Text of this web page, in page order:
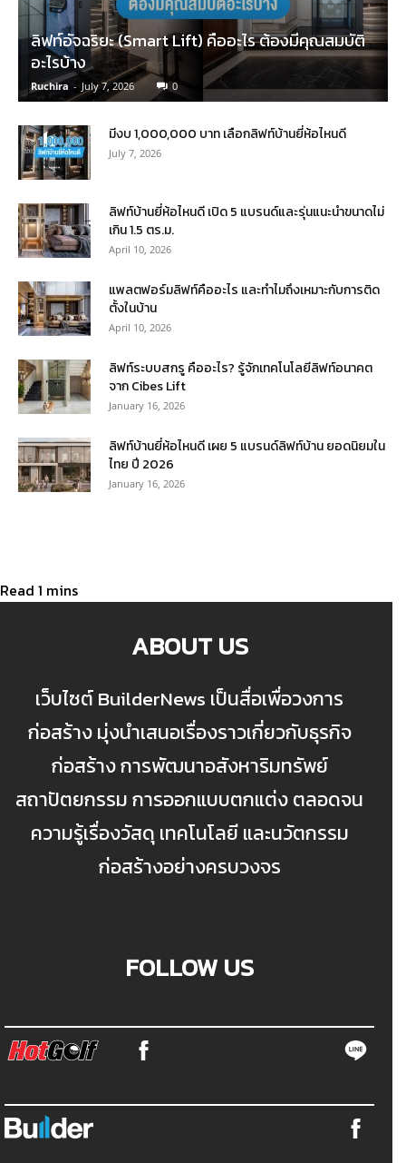
ลิฟท์อัจฉริยะ (Smart Lift) คืออะไร ต้องมีคุณสมบัติ
อะไรบ้าง
Ruchira - July 7, 2026 0
มีงบ 1,000,000 บาท เลือกลิฟท์บ้านยี่ห้อไหนดี
July 7, 2026
ลิฟท์บ้านยี่ห้อไหนดี เปิด 5 แบรนด์และรุ่นแนะนำขนาดไม่
เกิน 1.5 ตร.ม.
April 10, 2026
แพลตฟอร์มลิฟท์คืออะไร และทำไมถึงเหมาะกับการติด
ตั้งในบ้าน
April 10, 2026
ลิฟท์ระบบสกรู คืออะไร? รู้จักเทคโนโลยีลิฟท์อนาคต
จาก Cibes Lift
January 16, 2026
ลิฟท์บ้านยี่ห้อไหนดี เผย 5 แบรนด์ลิฟท์บ้าน ยอดนิยมใน
ไทย ปี 2026
January 16, 2026
ABOUT US
เว็บไซต์ BuilderNews เป็นสื่อเพื่อวงการ
ก่อสร้าง มุ่งนำเสนอเรื่องราวเกี่ยวกับธุรกิจ
ก่อสร้าง การพัฒนาอสังหาริมทรัพย์
สถาปัตยกรรม การออกแบบตกแต่ง ตลอดจน
ความรู้เรื่องวัสดุ เทคโนโลยี และนวัตกรรม
ก่อสร้างอย่างครบวงจร
FOLLOW US